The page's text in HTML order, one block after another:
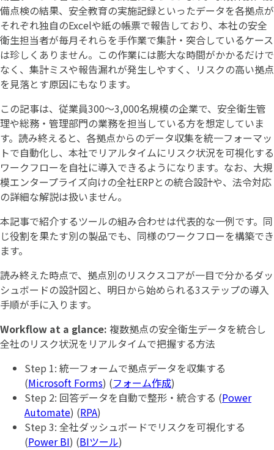
備点検の結果、安全教育の実施記録といったデータを各拠点が
それぞれ独自のExcelや紙の帳票で報告しており、本社の安全
衛生担当者が毎月それらを手作業で集計・突合しているケース
は珍しくありません。この作業には膨大な時間がかかるだけで
なく、集計ミスや報告漏れが発生しやすく、リスクの高い拠点
を見落とす原因にもなります。
この記事は、従業員300〜3,000名規模の企業で、安全衛生管
理や総務・管理部門の業務を担当している方を想定していま
す。読み終えると、各拠点からのデータ収集を統一フォーマッ
トで自動化し、本社でリアルタイムにリスク状況を可視化する
ワークフローを自社に導入できるようになります。なお、大規
模エンタープライズ向けの全社ERPとの統合設計や、法令対応
の詳細な解説は扱いません。
本記事で紹介するツールの組み合わせは代表的な一例です。同
じ役割を果たす別の製品でも、同様のワークフローを構築でき
ます。
読み終えた時点で、拠点別のリスクスコアが一目で分かるダッ
シュボードの設計図と、明日から始められる3ステップの導入
手順が手に入ります。
Workflow at a glance: 複数拠点の安全衛生データを統合し
全社のリスク状況をリアルタイムで把握する方法
Step 1: 統一フォームで拠点データを収集する
(Microsoft Forms) (フォーム作成)
Step 2: 回答データを自動で整形・統合する (Power
Automate) (RPA)
Step 3: 全社ダッシュボードでリスクを可視化する
(Power BI) (BIツール)